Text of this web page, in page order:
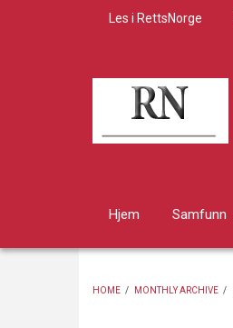
Les i RettsNorge
Hjem Samfunn
HOME / MONTHLY ARCHIVE /